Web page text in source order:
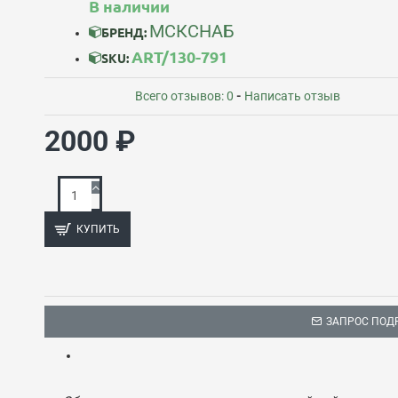
В наличии
БРЕНД: МСКСНАБ
SKU:ART/130-791
Всего отзывов: 0 - Написать отзыв
2000 ₽
КУПИТЬ
ЗАПРОС